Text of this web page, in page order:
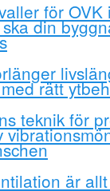
för OVK
din
rätt
teknik för
är